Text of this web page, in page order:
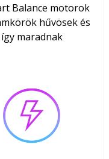
Balance motorok
hűvösek és
így maradnak